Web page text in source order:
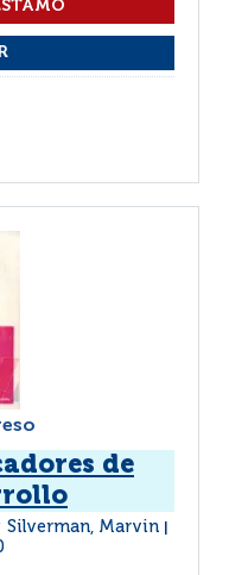
de
Silverman, Marvin